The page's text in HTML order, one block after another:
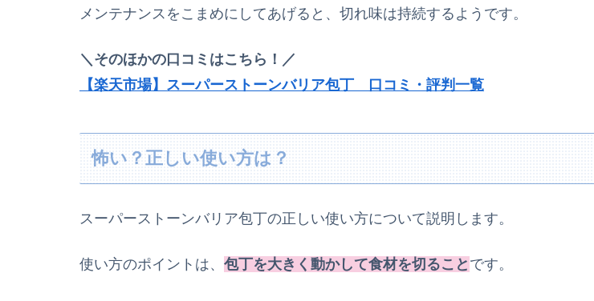
メンテナンスをこまめにしてあげると、切れ味は持続するようです。
＼そのほかの口コミはこちら！／
【楽天市場】スーパーストーンバリア包丁 口コミ・評判一覧
怖い？正しい使い方は？
スーパーストーンバリア包丁の正しい使い方について説明します。
使い方のポイントは、 包丁を大きく動かして食材を切ること です。